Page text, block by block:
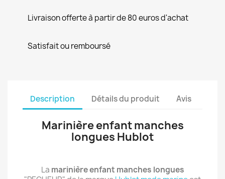
Livraison offerte à partir de 80 euros d'achat
Satisfait ou remboursé
Description Détails du produit Avis
Marinière enfant manches
longues Hublot
La marinière enfant manches longues